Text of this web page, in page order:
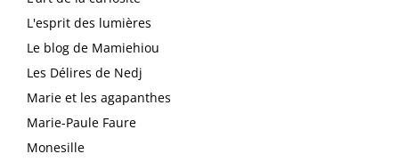
L'esprit des lumières
Le blog de Mamiehiou
Les Délires de Nedj
Marie et les agapanthes
Marie-Paule Faure
Monesille